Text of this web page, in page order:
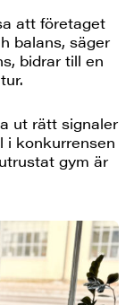
att företaget
balans, säger
bidrar till en
ut rätt signaler
i konkurrensen
gym är